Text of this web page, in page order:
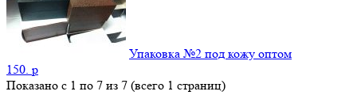
Упаковка №2 под кожу оптом
150. p
Показано с 1 по 7 из 7 (всего 1 страниц)